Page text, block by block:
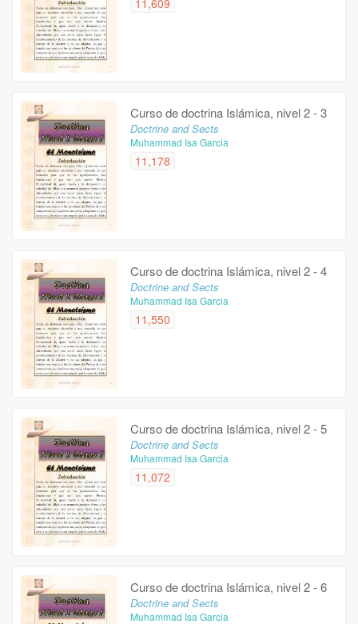
11,609
Curso de doctrina Islámica, nivel 2 - 3
Doctrine and Sects
Muhammad Isa Garcia
11,178
Curso de doctrina Islámica, nivel 2 - 4
Doctrine and Sects
Muhammad Isa Garcia
11,550
Curso de doctrina Islámica, nivel 2 - 5
Doctrine and Sects
Muhammad Isa Garcia
11,072
Curso de doctrina Islámica, nivel 2 - 6
Doctrine and Sects
Muhammad Isa Garcia